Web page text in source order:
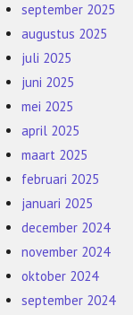
september 2025
augustus 2025
juli 2025
juni 2025
mei 2025
april 2025
maart 2025
februari 2025
januari 2025
december 2024
november 2024
oktober 2024
september 2024